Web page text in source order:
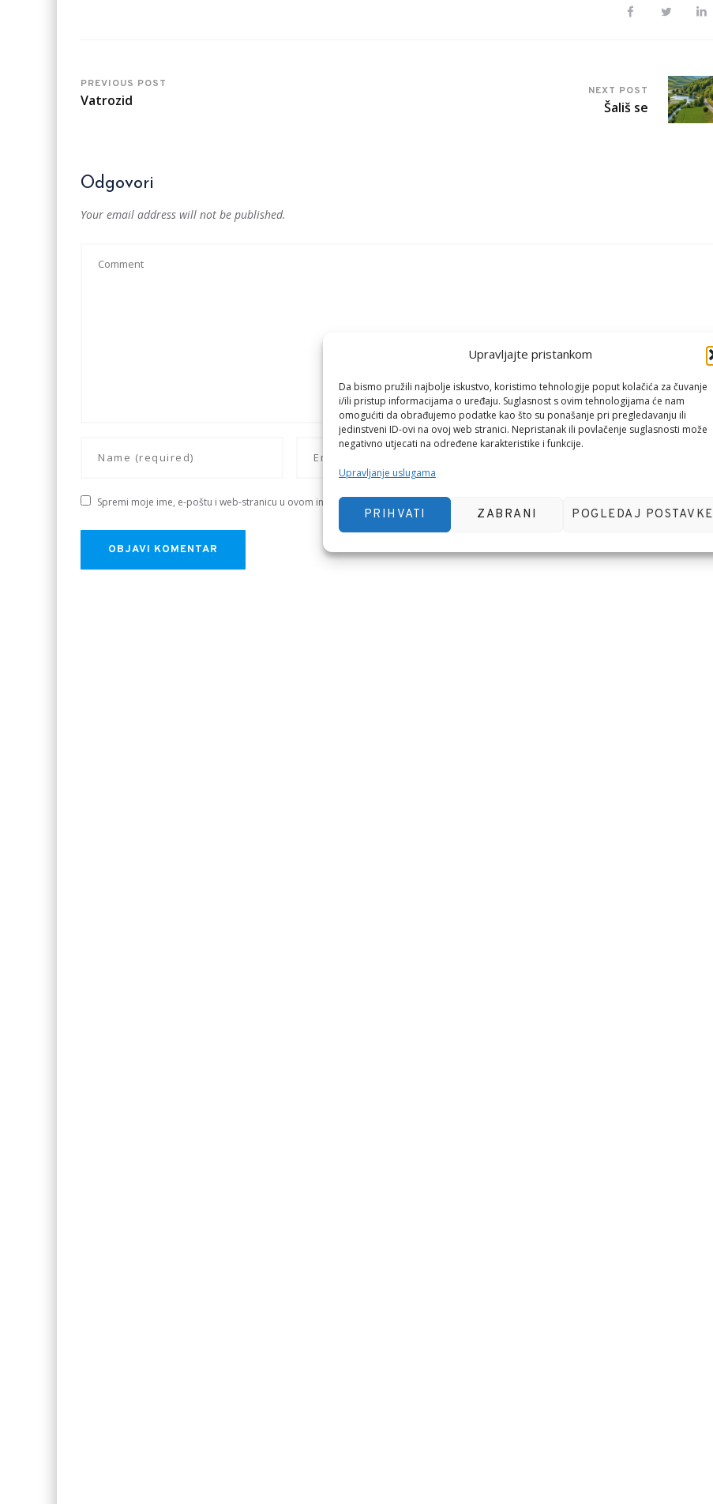
Upravljajte pristankom
Da bismo pružili najbolje iskustvo, koristimo tehnologije poput kolačića za čuvanje
i/ili pristup informacijama o uređaju. Suglasnost s ovim tehnologijama će nam
omogućiti da obrađujemo podatke kao što su ponašanje pri pregledavanju ili
jedinstveni ID-ovi na ovoj web stranici. Nepristanak ili povlačenje suglasnosti može
negativno utjecati na određene karakteristike i funkcije.
Upravljanje uslugama
PRIHVATI ZABRANI POGLEDAJ POSTAVKE
PREVIOUS POST
Vatrozid
NEXT POST
Šališ se
Odgovori
Your email address will not be published.
Spremi moje ime, e-poštu i web-stranicu u ovom internet pregledniku za sljedeći put kada budem komentirao.